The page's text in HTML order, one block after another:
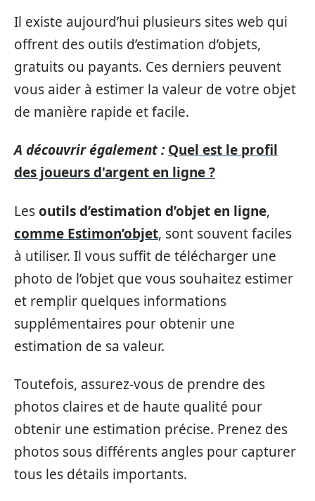
Il existe aujourd’hui plusieurs sites web qui
offrent des outils d’estimation d’objets,
gratuits ou payants. Ces derniers peuvent
vous aider à estimer la valeur de votre objet
de manière rapide et facile.
A découvrir également : Quel est le profil
des joueurs d'argent en ligne ?
Lesoutils d’estimation d’objet en ligne,
comme Estimon’objet, sont souvent faciles
à utiliser. Il vous suffit de télécharger une
photo de l’objet que vous souhaitez estimer
et remplir quelques informations
supplémentaires pour obtenir une
estimation de sa valeur.
Toutefois, assurez-vous de prendre des
photos claires et de haute qualité pour
obtenir une estimation précise. Prenez des
photos sous différents angles pour capturer
tous les détails importants.